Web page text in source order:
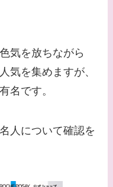
？
像】松田賢二と辺
みりの離婚理由は
？
気を放ちながら
気を集めますが、
名です。
人について確認を